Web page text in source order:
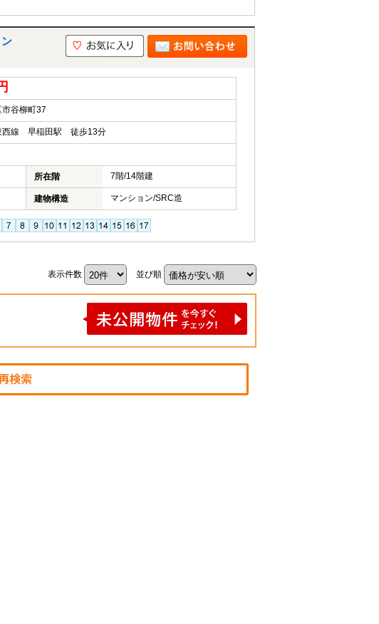
谷柳町37
西線 早稲田駅 徒歩13分
所在階 7階/14階建
建物構造 マンション/SRC造
表示件数 並び順